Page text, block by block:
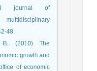
journal of
48.
B. (2010) The
growth and
of economic